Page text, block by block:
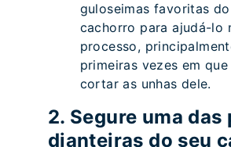
guloseimas favoritas do
cachorro para ajudá-lo
processo,
primeiras vezes em
cortar as unhas dele.
2. Segure uma das
dianteiras do seu